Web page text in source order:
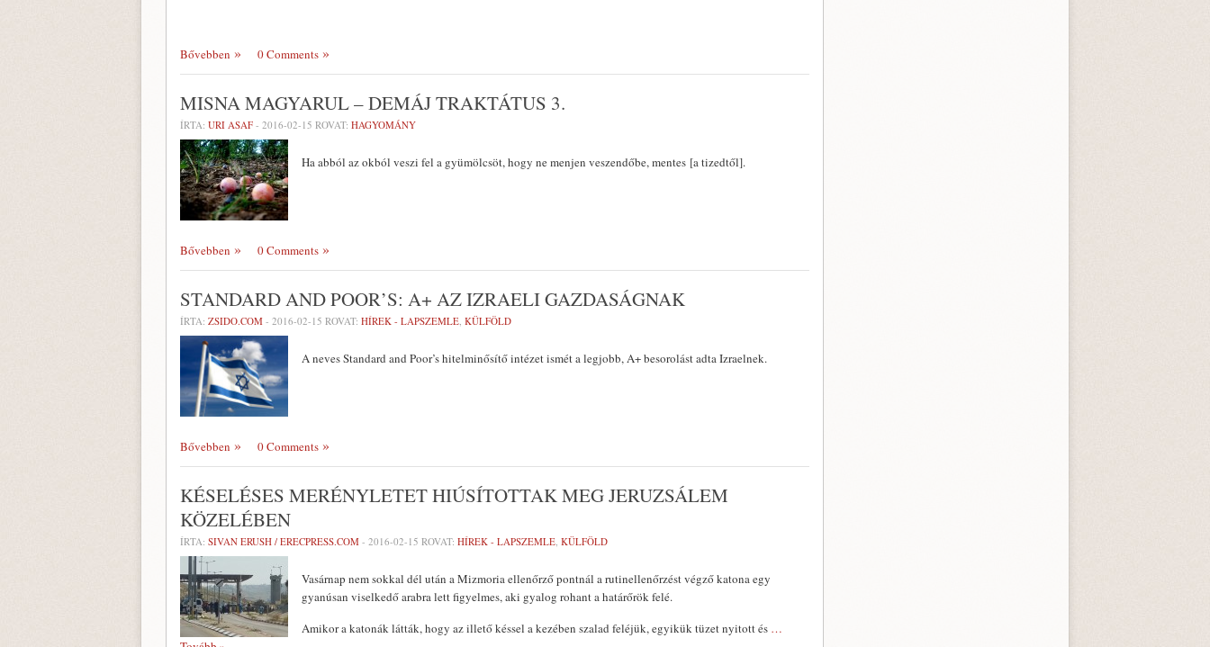
Bővebben 0 Comments
MISNA MAGYARUL – DEMÁJ TRAKTÁTUS 3.
ÍRTA: URI ASAF - 2016-02-15 ROVAT: HAGYOMÁNY
Ha abból az okból veszi fel a gyümölcsöt, hogy ne menjen veszendőbe, mentes [a tizedtől].
Bővebben 0 Comments
STANDARD AND POOR’S: A+ AZ IZRAELI GAZDASÁGNAK
ÍRTA: ZSIDO.COM - 2016-02-15 ROVAT: HÍREK - LAPSZEMLE, KÜLFÖLD
A neves Standard and Poor’s hitelminősítő intézet ismét a legjobb, A+ besorolást adta Izraelnek.
Bővebben 0 Comments
KÉSELÉSES MERÉNYLETET HIÚSÍTOTTAK MEG JERUZSÁLEM
KÖZELÉBEN
ÍRTA: SIVAN ERUSH / ERECPRESS.COM - 2016-02-15 ROVAT: HÍREK - LAPSZEMLE, KÜLFÖLD
Vasárnap nem sokkal dél után a Mizmoria ellenőrző pontnál a rutinellenőrzést végző katona egy
gyanúsan viselkedő arabra lett figyelmes, aki gyalog rohant a határőrök felé.
Amikor a katonák látták, hogy az illető késsel a kezében szalad feléjük, egyikük tüzet nyitott és …